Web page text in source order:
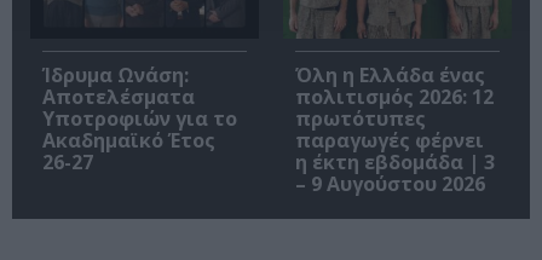
Ίδρυμα Ωνάση:
Αποτελέσματα
Υποτροφιών για το
Ακαδημαϊκό Έτος
26-27
Όλη η Ελλάδα ένας
πολιτισμός 2026: 12
πρωτότυπες
παραγωγές φέρνει
η έκτη εβδομάδα | 3
– 9 Αυγούστου 2026